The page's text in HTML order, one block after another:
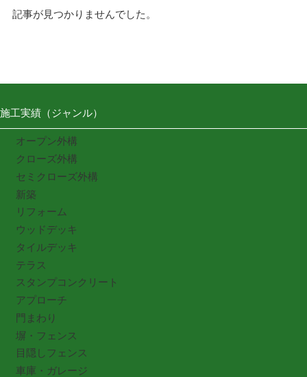
記事が見つかりませんでした。
施工実績（ジャンル）
オープン外構
クローズ外構
セミクローズ外構
新築
リフォーム
ウッドデッキ
タイルデッキ
テラス
スタンプコンクリート
アプローチ
門まわり
塀・フェンス
目隠しフェンス
車庫・ガレージ